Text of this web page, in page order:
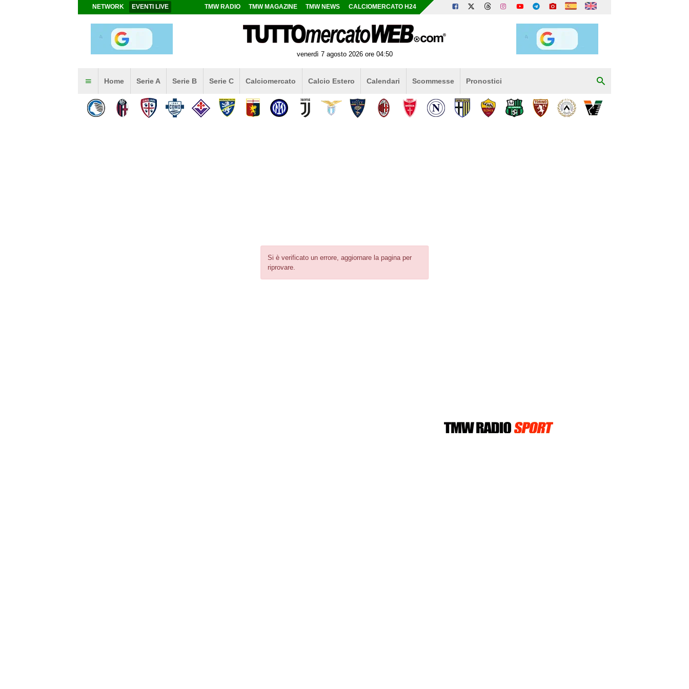
Si è verificato un errore, aggiornare la pagina per
riprovare.
NETWORK EVENTI LIVE TMW RADIO TMW MAGAZINE TMW NEWS CALCIOMERCATO H24
venerdì 7 agosto 2026 ore 04:50
Home Serie A Serie B Serie C Calciomercato Calcio Estero Calendari Scommesse Pronostici